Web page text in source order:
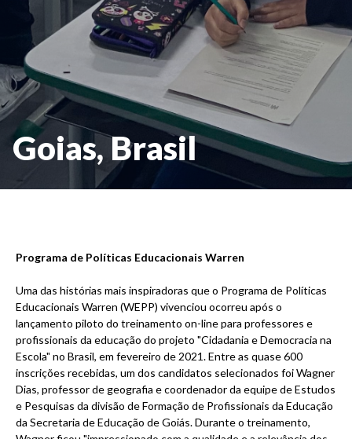
Goias, Brasil
Programa de Políticas Educacionais Warren
Uma das histórias mais inspiradoras que o Programa de Políticas
Educacionais Warren (WEPP) vivenciou ocorreu após o
lançamento piloto do treinamento on-line para professores e
profissionais da educação do projeto "Cidadania e Democracia na
Escola" no Brasil, em fevereiro de 2021. Entre as quase 600
inscrições recebidas, um dos candidatos selecionados foi Wagner
Dias, professor de geografia e coordenador da equipe de Estudos
e Pesquisas da divisão de Formação de Profissionais da Educação
da Secretaria de Educação de Goiás. Durante o treinamento,